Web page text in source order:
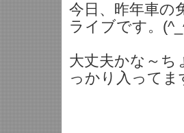
今日、昨年車
ライブです。
大丈夫かな～ち
っかり入ってま